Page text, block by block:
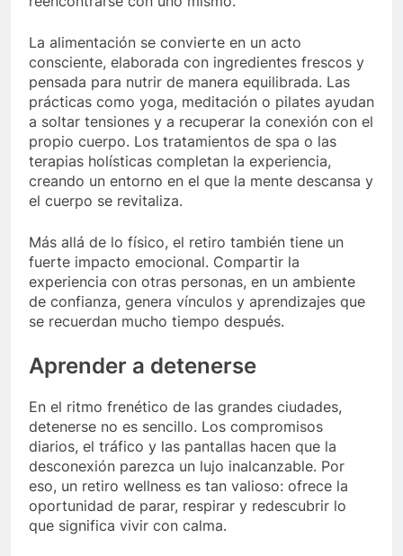
La alimentación se convierte en un acto
consciente, elaborada con ingredientes frescos y
pensada para nutrir de manera equilibrada. Las
prácticas como yoga, meditación o pilates ayudan
a soltar tensiones y a recuperar la conexión con el
propio cuerpo. Los tratamientos de spa o las
terapias holísticas completan la experiencia,
creando un entorno en el que la mente descansa y
el cuerpo se revitaliza.
Más allá de lo físico, el retiro también tiene un
fuerte impacto emocional. Compartir la
experiencia con otras personas, en un ambiente
de confianza, genera vínculos y aprendizajes que
se recuerdan mucho tiempo después.
Aprender a detenerse
En el ritmo frenético de las grandes ciudades,
detenerse no es sencillo. Los compromisos
diarios, el tráfico y las pantallas hacen que la
desconexión parezca un lujo inalcanzable. Por
eso, un retiro wellness es tan valioso: ofrece la
oportunidad de parar, respirar y redescubrir lo
que significa vivir con calma.